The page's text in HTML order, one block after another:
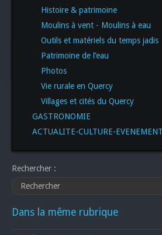
Histoire & patrimoine
Moulins à vent - Moulins à eau
Outils et matériels du temps jadis
Patrimoine de l’eau
Photos
Vie rurale en Quercy
Villages et cités du Quercy
GASTRONOMIE
ACTUALITE-CULTURE-
Rechercher :
Dans la même rubrique